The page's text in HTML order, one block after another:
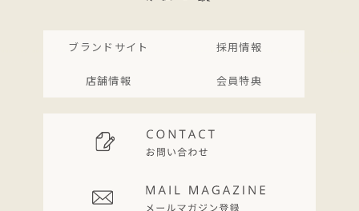
ブランドサイト 採用情報
店舗情報 会員特典